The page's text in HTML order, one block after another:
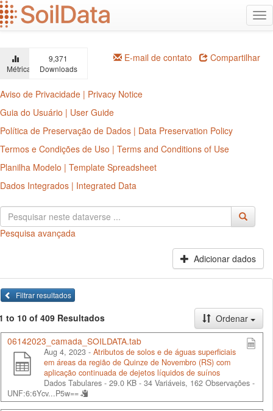
Ir
para
o
principal
Métricas
9,371
Downloads
E-mail de contato Compartilhar
Aviso de Privacidade | Privacy Notice
Guia do Usuário | User Guide
Política de Preservação de Dados | Data Preservation Policy
Termos e Condições de Uso | Terms and Conditions of Use
Planilha Modelo | Template Spreadsheet
Dados Integrados | Integrated Data
Pesquisa avançada
Adicionar dados
Filtrar resultados
to 10 of 409 Resultados
Ordenar
06142023_camada_SOILDATA.tab
Aug 4, 2023 - Atributos de solos e de águas superficiais
em áreas da região de Quinze de Novembro (RS) com
aplicação continuada de dejetos líquidos de suínos
Dados Tabulares - 29.0 KB - 34 Variáveis, 162 Observações -
UNF:6:6Ycv...P5w==